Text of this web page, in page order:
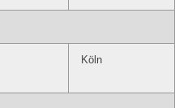
Köln